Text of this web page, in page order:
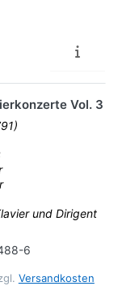
Vol. 3
und Dirigent
6
Versandkosten